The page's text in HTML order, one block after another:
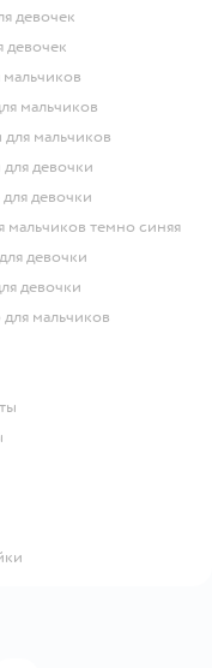
девочек
девочек
мальчиков
мальчиков
мальчиков
для девочки
девочки
мальчиков темно синяя
девочки
девочки
мальчиков